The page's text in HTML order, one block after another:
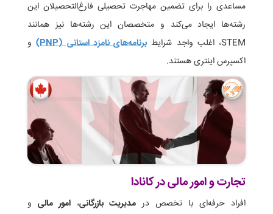
مساعدی را برای تضمین مهاجرت تحصیلی فارغ‌التحصیلان این
رشته‌ها ایجاد می‌کند و متخصصان این رشته‌ها نیز همانند
STEM، اغلب واجد شرایط
برنامه‌های نامزد استانی (PNP)
و
اکسپرس اینتری هستند.
تجارت و امور مالی در کانادا
افراد حرفه‌ای با تخصص در مدیریت بازرگانی، امور مالی و